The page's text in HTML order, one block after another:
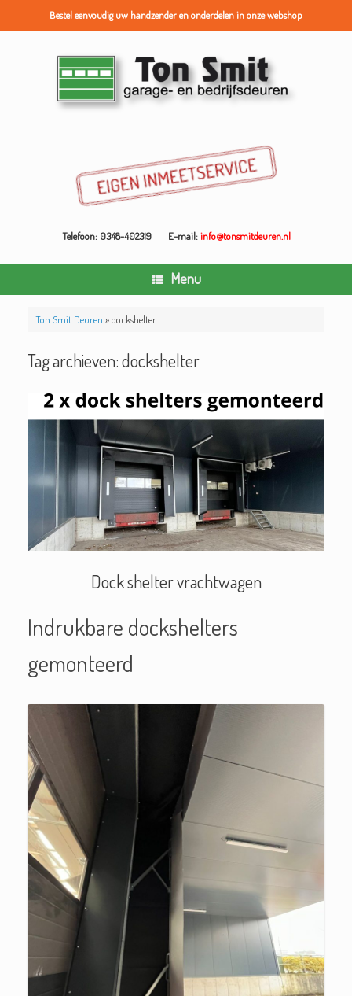
Bestel eenvoudig uw handzender en onderdelen in onze webshop
Telefoon: 0348-402319 E-mail:info@tonsmitdeuren.nl
Menu
Ton Smit Deuren »dockshelter
Tag archieven:dockshelter
Dock shelter vrachtwagen
Indrukbare dockshelters
gemonteerd